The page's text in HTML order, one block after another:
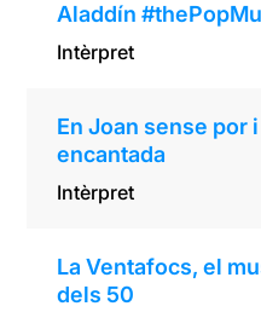
Aladdín
Intèrpret
En Joan sense por
encantada
Intèrpret
La Ventafocs, el
dels 50